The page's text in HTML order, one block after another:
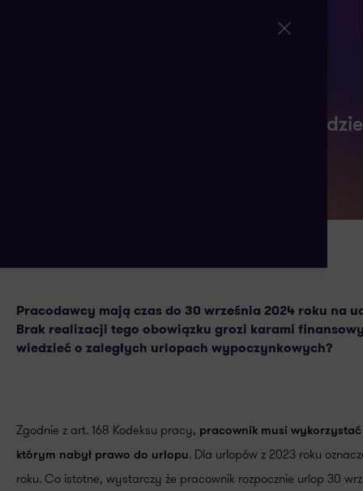
Zbliża się ostateczny termin na
Pracodawcy mają czas do 30 września 2024 roku na
Brak realizacji tego obowiązku grozi karami
wiedzieć o zaległych urlopach wypoczynkowych?
Zgodnie z art. 168 Kodeksu pracy, pracownik musi
którym nabył prawo do urlopu. Dla urlopów z 2023 roku
roku. Co istotne, wystarczy że pracownik rozpocznie urlop 30